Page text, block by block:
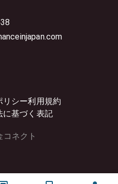
リシー利用規約
に基づく表記
ネクト